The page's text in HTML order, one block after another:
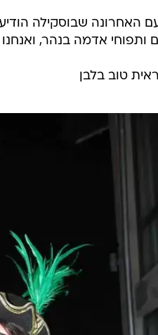
האחרונה שבוסקילה
ותפוחי אדמה בנהר,
טוב בלבן